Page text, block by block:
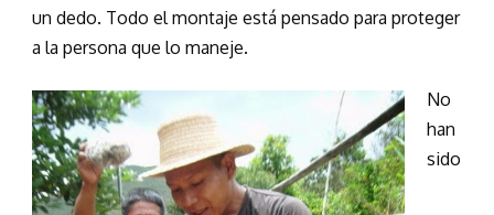
un dedo. Todo el montaje está pensado para proteger
a la persona que lo maneje.
No
han
sido